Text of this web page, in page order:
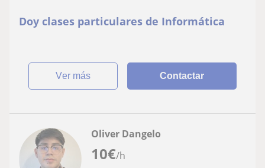
Doy clases particulares de Informática
ver más Contactar
10€/h
Oliver Dangelo